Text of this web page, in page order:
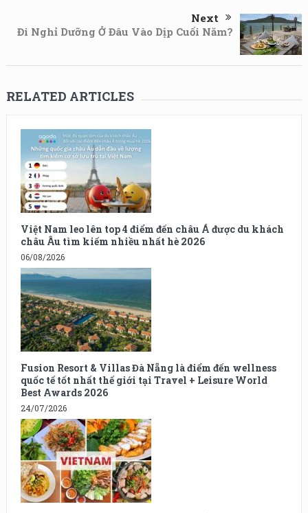
Next
Đi Nghỉ Dưỡng Ở Đâu Vào Dịp Cuối Năm?
RELATED ARTICLES
Việt Nam leo lên top 4 điểm đến châu Á được du khách
châu Âu tìm kiếm nhiều nhất hè 2026
06/08/2026
Fusion Resort & Villas Đà Nẵng là điểm đến wellness
quốc tế tốt nhất thế giới tại Travel + Leisure World
Best Awards 2026
24/07/2026